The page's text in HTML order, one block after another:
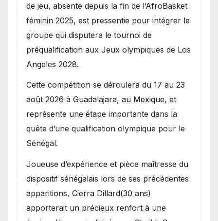
de jeu, absente depuis la fin de l’AfroBasket
féminin 2025, est pressentie pour intégrer le
groupe qui disputera le tournoi de
préqualification aux Jeux olympiques de Los
Angeles 2028.
Cette compétition se déroulera du 17 au 23
août 2026 à Guadalajara, au Mexique, et
représente une étape importante dans la
quête d’une qualification olympique pour le
Sénégal.
Joueuse d’expérience et pièce maîtresse du
dispositif sénégalais lors de ses précédentes
apparitions, Cierra Dillard(30 ans)
apporterait un précieux renfort à une